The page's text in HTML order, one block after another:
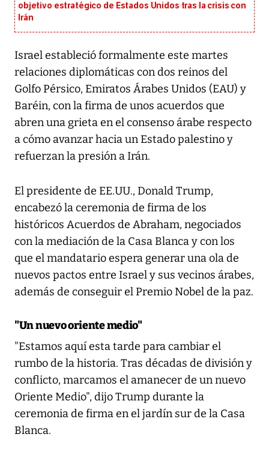
objetivo estratégico de Estados Unidos tras la crisis con
Irán
Israel estableció formalmente este martes
relaciones diplomáticas con dos reinos del
Golfo Pérsico, Emiratos Árabes Unidos (EAU) y
Baréin, con la firma de unos acuerdos que
abren una grieta en el consenso árabe respecto
a cómo avanzar hacia un Estado palestino y
refuerzan la presión a Irán.
El presidente de EE.UU., Donald Trump,
encabezó la ceremonia de firma de los
históricos Acuerdos de Abraham, negociados
con la mediación de la Casa Blanca y con los
que el mandatario espera generar una ola de
nuevos pactos entre Israel y sus vecinos árabes,
además de conseguir el Premio Nobel de la paz.
"Un nuevo oriente medio"
"Estamos aquí esta tarde para cambiar el
rumbo de la historia. Tras décadas de división y
conflicto, marcamos el amanecer de un nuevo
Oriente Medio", dijo Trump durante la
ceremonia de firma en el jardín sur de la Casa
Blanca.